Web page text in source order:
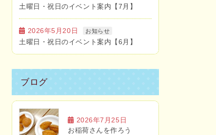
土曜日・祝日のイベント案内【7月】
2026年5月20日 お知らせ
土曜日・祝日のイベント案内【6月】
ブログ
2026年7月25日
お稲荷さんを作ろう